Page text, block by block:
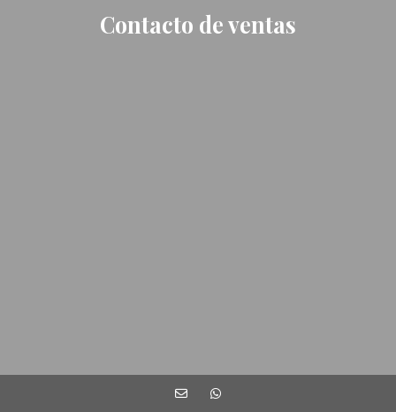
Contacto de ventas